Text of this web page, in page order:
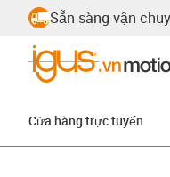
Sẵn sàng vận
Cửa hàng trực tuyến